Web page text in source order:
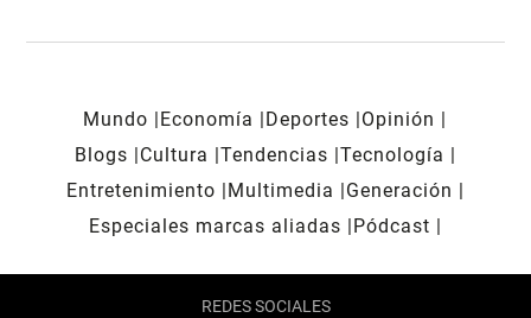
Mundo Economía Deportes
Opinión
Blogs
Cultura Tendencias Tecnología
Entretenimiento
Multimedia
Generación
Especiales marcas aliadas
Pódcast
REDES SOCIALES